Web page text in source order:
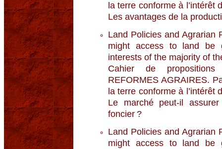
la terre conforme à l’intérêt
Les avantages de la
Land Policies and Agrarian
might access to land be
interests of the majority of
Cahier de propositions
REFORMES AGRAIRES.
la terre conforme à l’intérêt
Le marché peut-il
foncier ?
Land Policies and Agrarian
might access to land be